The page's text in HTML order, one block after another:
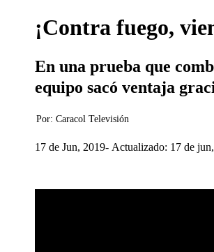
¡Contra fuego,
En una prueba que
equipo sacó ventaja
Por: Caracol Televisión
17 de Jun, 2019 Actualizado: 17 de